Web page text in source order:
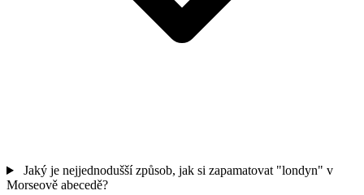
Jaký je nejjednodušší způsob, jak si zapamatovat "londyn" v
Morseově abecedě?